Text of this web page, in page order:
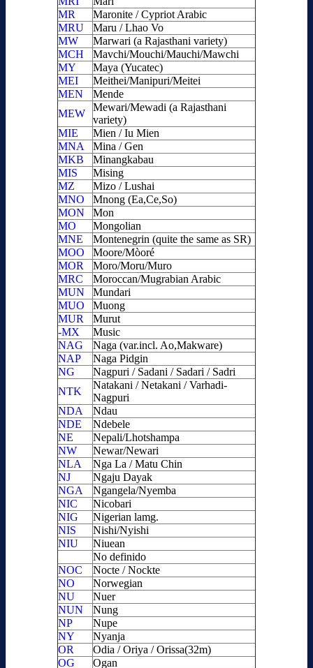
MR
Maronite / Cypriot Arabic
MRU
Maru / Lhao Vo
MW
Marwari (a Rajasthani variety)
MCH
Mavchi/Mouchi/Mauchi/Mawchi
MY
Maya (Yucatec)
MEI
Meithei/Manipuri/Meitei
MEN
Mende
MEW
Mewari/Mewadi (a Rajasthani
variety)
MIE
Mien / Iu Mien
MNA
Mina / Gen
MKB
Minangkabau
MIS
Mising
MZ
Mizo / Lushai
MNO
Mnong (Ea,Ce,So)
MON
Mon
MO
Mongolian
MNE
Montenegrin (quite the same as SR)
MOO
Moore/Mòoré
MOR
Moro/Moru/Muro
MRC
Moroccan/Mugrabian Arabic
MUN
Mundari
MUO
Muong
MUR
Murut
-MX
Music
NAG
Naga (var.incl. Ao,Makware)
NAP
Naga Pidgin
NG
Nagpuri / Sadani / Sadari / Sadri
NTK
Natakani / Netakani / Varhadi-
Nagpuri
NDA
Ndau
NDE
Ndebele
NE
Nepali/Lhotshampa
NW
Newar/Newari
NLA
Nga La / Matu Chin
NJ
Ngaju Dayak
NGA
Ngangela/Nyemba
NIC
Nicobari
NIG
Nigerian lamg.
NIS
Nishi/Nyishi
NIU
Niuean
No definido
NOC
Nocte / Nockte
NO
Norwegian
NU
Nuer
NUN
Nung
NP
Nupe
NY
Nyanja
OR
Odia / Oriya / Orissa(32m)
OG
Ogan